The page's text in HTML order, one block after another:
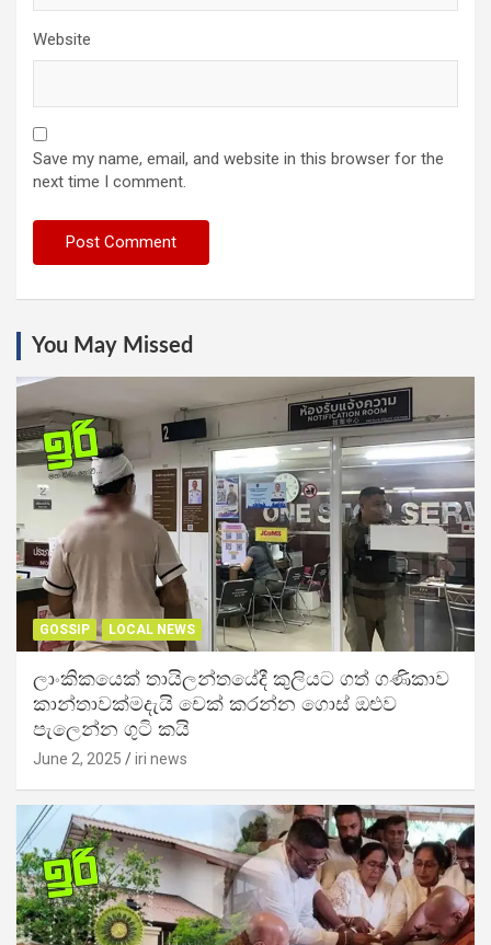
Website
Save my name, email, and website in this browser for the
next time I comment.
You May Missed
GOSSIP LOCAL NEWS
ලාංකිකයෙක් තායිලන්තයේදී කුලියට ගත් ගණිකාව
කාන්තාවක්මදැයි චෙක් කරන්න ගොස් ඔළුව
පැලෙන්න ගුටි කයි
June 2, 2025 iri news